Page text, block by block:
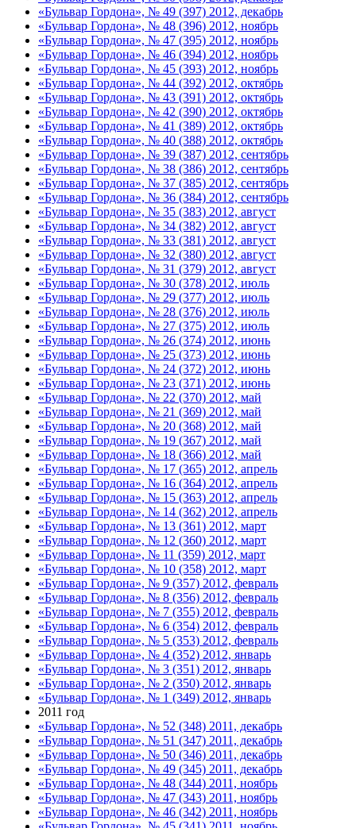
«Бульвар Гордона», № 49 (397) 2012, декабрь
«Бульвар Гордона», № 48 (396) 2012, ноябрь
«Бульвар Гордона», № 47 (395) 2012, ноябрь
«Бульвар Гордона», № 46 (394) 2012, ноябрь
«Бульвар Гордона», № 45 (393) 2012, ноябрь
«Бульвар Гордона», № 44 (392) 2012, октябрь
«Бульвар Гордона», № 43 (391) 2012, октябрь
«Бульвар Гордона», № 42 (390) 2012, октябрь
«Бульвар Гордона», № 41 (389) 2012, октябрь
«Бульвар Гордона», № 40 (388) 2012, октябрь
«Бульвар Гордона», № 39 (387) 2012, сентябрь
«Бульвар Гордона», № 38 (386) 2012, сентябрь
«Бульвар Гордона», № 37 (385) 2012, сентябрь
«Бульвар Гордона», № 36 (384) 2012, сентябрь
«Бульвар Гордона», № 35 (383) 2012, август
«Бульвар Гордона», № 34 (382) 2012, август
«Бульвар Гордона», № 33 (381) 2012, август
«Бульвар Гордона», № 32 (380) 2012, август
«Бульвар Гордона», № 31 (379) 2012, август
«Бульвар Гордона», № 30 (378) 2012, июль
«Бульвар Гордона», № 29 (377) 2012, июль
«Бульвар Гордона», № 28 (376) 2012, июль
«Бульвар Гордона», № 27 (375) 2012, июль
«Бульвар Гордона», № 26 (374) 2012, июнь
«Бульвар Гордона», № 25 (373) 2012, июнь
«Бульвар Гордона», № 24 (372) 2012, июнь
«Бульвар Гордона», № 23 (371) 2012, июнь
«Бульвар Гордона», № 22 (370) 2012, май
«Бульвар Гордона», № 21 (369) 2012, май
«Бульвар Гордона», № 20 (368) 2012, май
«Бульвар Гордона», № 19 (367) 2012, май
«Бульвар Гордона», № 18 (366) 2012, май
«Бульвар Гордона», № 17 (365) 2012, апрель
«Бульвар Гордона», № 16 (364) 2012, апрель
«Бульвар Гордона», № 15 (363) 2012, апрель
«Бульвар Гордона», № 14 (362) 2012, апрель
«Бульвар Гордона», № 13 (361) 2012, март
«Бульвар Гордона», № 12 (360) 2012, март
«Бульвар Гордона», № 11 (359) 2012, март
«Бульвар Гордона», № 10 (358) 2012, март
«Бульвар Гордона», № 9 (357) 2012, февраль
«Бульвар Гордона», № 8 (356) 2012, февраль
«Бульвар Гордона», № 7 (355) 2012, февраль
«Бульвар Гордона», № 6 (354) 2012, февраль
«Бульвар Гордона», № 5 (353) 2012, февраль
«Бульвар Гордона», № 4 (352) 2012, январь
«Бульвар Гордона», № 3 (351) 2012, январь
«Бульвар Гордона», № 2 (350) 2012, январь
«Бульвар Гордона», № 1 (349) 2012, январь
2011 год
«Бульвар Гордона», № 52 (348) 2011, декабрь
«Бульвар Гордона», № 51 (347) 2011, декабрь
«Бульвар Гордона», № 50 (346) 2011, декабрь
«Бульвар Гордона», № 49 (345) 2011, декабрь
«Бульвар Гордона», № 48 (344) 2011, ноябрь
«Бульвар Гордона», № 47 (343) 2011, ноябрь
«Бульвар Гордона», № 46 (342) 2011, ноябрь